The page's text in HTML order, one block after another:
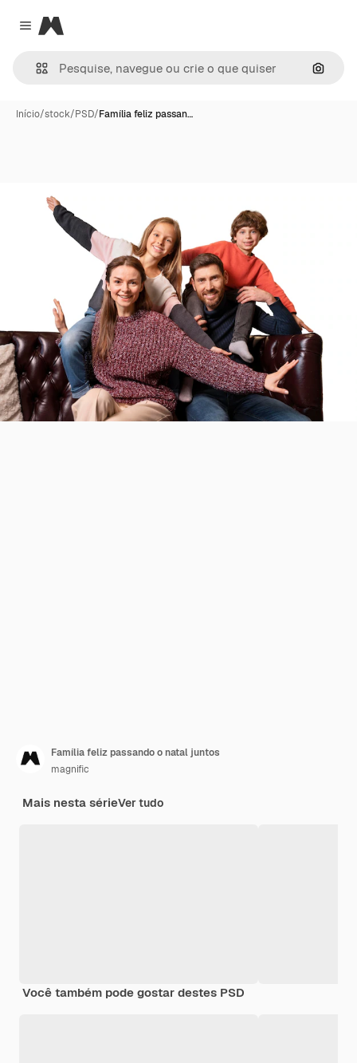
Close menu
Magnific
Início/stock/PSD/Família feliz passan…
Família feliz passando o natal juntos
magnific
Mais nesta sérieVer tudo
Você também pode gostar destes PSD